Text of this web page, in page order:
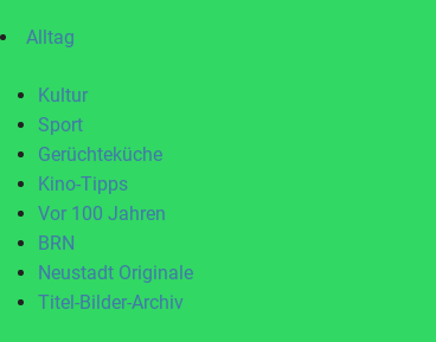
Alltag
Kultur
Sport
Gerüchteküche
Kino-Tipps
Vor 100 Jahren
BRN
Neustadt Originale
Titel-Bilder-Archiv